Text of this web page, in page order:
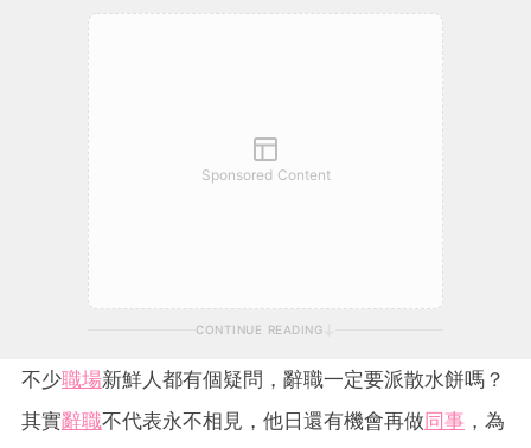
Sponsored Content
CONTINUE READING
不少職場新鮮人都有個疑問，辭職一定要派散水餅嗎？
其實辭職不代表永不相見，他日還有機會再做同事 ，為